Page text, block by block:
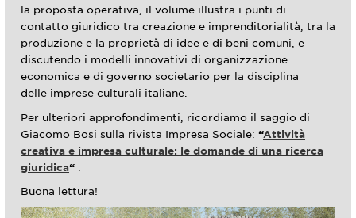
la proposta operativa, il volume illustra i punti di
contatto giuridico tra creazione e imprenditorialità, tra la
produzione e la proprietà di idee e di beni comuni, e
discutendo i modelli innovativi di organizzazione
economica e di governo societario per la disciplina
delle imprese culturali italiane.
Per ulteriori approfondimenti, ricordiamo il saggio di
Giacomo Bosi sulla rivista Impresa Sociale: “Attività
creativa e impresa culturale: le domande di una ricerca
giuridica“
Buona lettura!